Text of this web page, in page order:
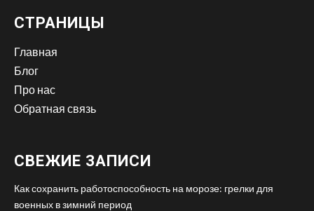
СТРАНИЦЫ
Главная
Блог
Про нас
Обратная связь
СВЕЖИЕ ЗАПИСИ
Как сохранить работоспособность на морозе: грелки для
военных в зимний период